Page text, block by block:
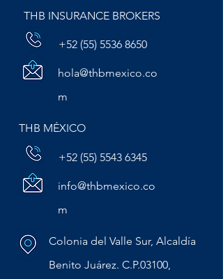
construcción
THB INSURANCE BROKERS
+52 (55) 5536 8650
hola@thbmexico.co
m
THB MÉXICO
+52 (55) 5543 6345
info@thbmexico.co
m
Colonia del Valle Sur, Alcaldía
Benito Juárez. C.P.03100,